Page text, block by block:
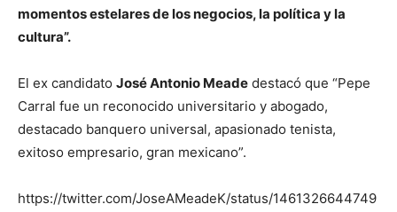
momentos estelares de los negocios, la política y la
cultura”.
El ex candidato José Antonio Meade destacó que “Pepe
Carral fue un reconocido universitario y abogado,
destacado banquero universal, apasionado tenista,
exitoso empresario, gran mexicano”.
https://twitter.com/JoseAMeadeK/status/1461326644749